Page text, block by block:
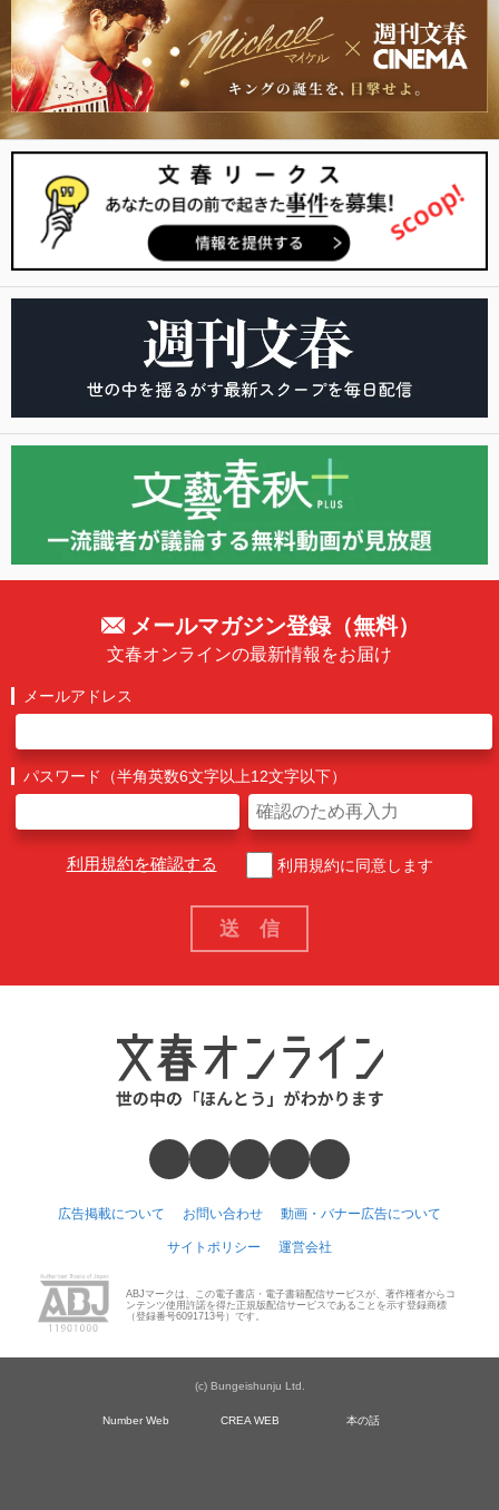
メールマガジン登録（無料）
文春オンラインの最新情報をお届け
メールアドレス
パスワード（半角英数6文字以上12文字以下）
利用規約を確認する 利用規約に同意します
広告掲載について お問い合わせ 動画・バナー広告について
サイトポリシー 運営会社
ABJマークは、この電子書店・電子書籍配信サービスが、著作権者からコ
ンテンツ使用許諾を得た正規版配信サービスであることを示す登録商標
（登録番号6091713号）です。
(c) Bungeishunju Ltd.
Number Web CREA WEB 本の話